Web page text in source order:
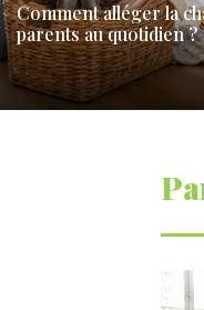
Comment alléger la
parents au quotidien ?
Entre les trajets, les
l’entretien de la maison,
mobilise une part…